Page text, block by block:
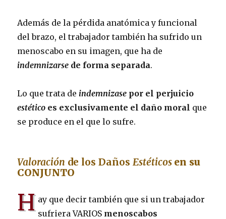
Además de la pérdida anatómica y funcional
del brazo, el trabajador también ha sufrido un
menoscabo en su imagen, que ha de
indemnizarse de forma separada.
Lo que trata de indemnizase por el perjuicio
estético es exclusivamente el daño moral que
se produce en el que lo sufre.
Valoración de los Daños Estéticos en su
CONJUNTO
H ay que decir también que si un trabajador
sufriera VARIOSmenoscabos